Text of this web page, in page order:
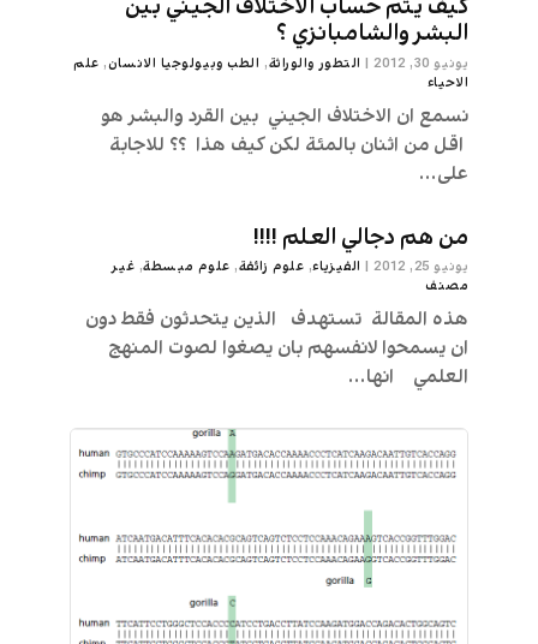
كيف يتم حساب الاختلاف الجيني بين
البشر والشامبانزي ؟
يونيو 30, 2012 | التطور والوراثة, الطب وبيولوجيا الانسان, علم
الاحیاء
نسمع ان الاختلاف الجيني بين القرد والبشر هو
اقل من اثنان بالمئة لكن كيف هذا ؟؟ للاجابة
على...
من هم دجالي العلم !!!!
يونيو 25, 2012 | الفيزياء, علوم زائفة, علوم مبسطة, غير
مصنف
هذه المقالة تستهدف الذين يتحدثون فقط دون
ان يسمحوا لانفسهم بان يصغوا لصوت المنهج
العلمي انها...